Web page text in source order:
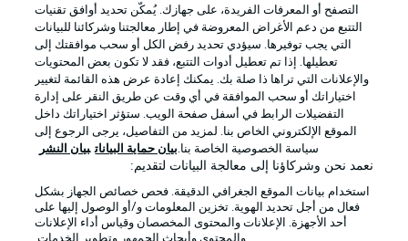
شروط الاستخدام الوظائف
جهة النشر تواصل معنا
اللاعبون
التصفح أو المعرفات الفريدة، على جهازك. يُمكّن تحديد أوافق تقنيات
التتبع من دعم الأغراض المعروضة في إطار معالجتنا وشركائنا للبيانات
التي يجب توفيرها. سيؤدي تحديد رفض الكل أو سحب موافقتك إلى
تعطيلها. إذا تم تعطيل أدوات التتبع، فقد لا تكون بعض المحتويات
والإعلانات التي تراها ذا صلة بك. يمكنك إعادة عرض هذه القائمة لتغيير
اختياراتك أو سحب الموافقة في أي وقت عن طريق النقر على إدارة
التفضيلات الرابط في أسفل صفحة الويب. ستؤثر اختياراتك داخل
الموقع الإلكتروني الخاص بنا. لمزيد من التفاصيل، يرجى الرجوع إلى
سياسة الخصوصية الخاصة بنا.بيان حماية البيانات بيان النشر
نعمد نحن وشركاؤنا إلى معالجة البيانات لتقديم:
استخدام بيانات الموقع الجغرافي الدقيقة. فحص خصائص الجهاز بشكل
فعال من أجل تحديد الهوية. تخزين المعلومات و/أو الوصول إليها على
أحد الأجهزة. الإعلانات والمحتوى المخصصان وقياس أداء الإعلانات